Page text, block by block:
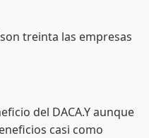
treinta las empresas
del DACA.Y aunque
casi como